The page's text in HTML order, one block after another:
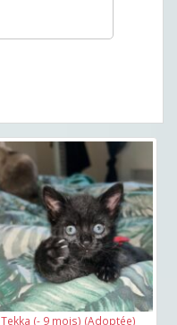
Tekka (- 9 mois) (Adoptée)